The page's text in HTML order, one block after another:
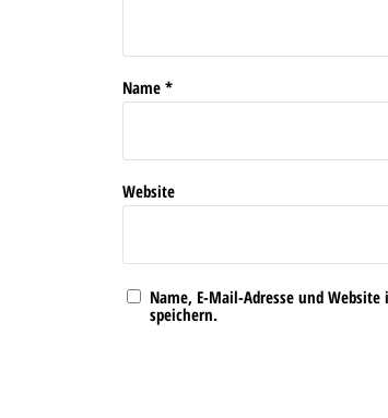
Name *
Website
Name, E-Mail-Adresse und
speichern.